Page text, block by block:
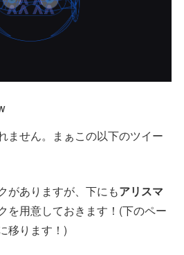
ません。まぁこの以下のツイー
がありますが、下にもアリスマ
を用意しておきます！(下のペー
移ります！)